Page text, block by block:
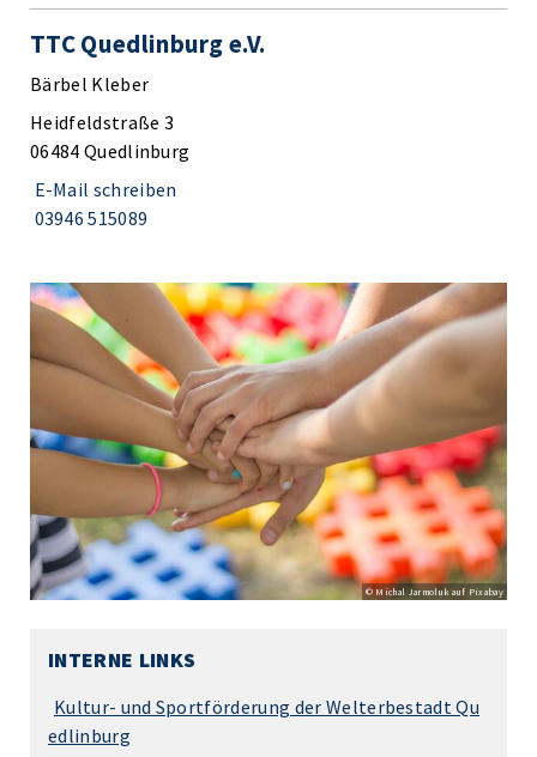
TTC Quedlinburg e.V.
Bärbel Kleber
Heidfeldstraße 3
06484 Quedlinburg
E-Mail schreiben
03946 515089
© Michal Jarmoluk auf Pixabay
INTERNE LINKS
Kultur- und Sportförderung der Welterbestadt Qu
edlinburg